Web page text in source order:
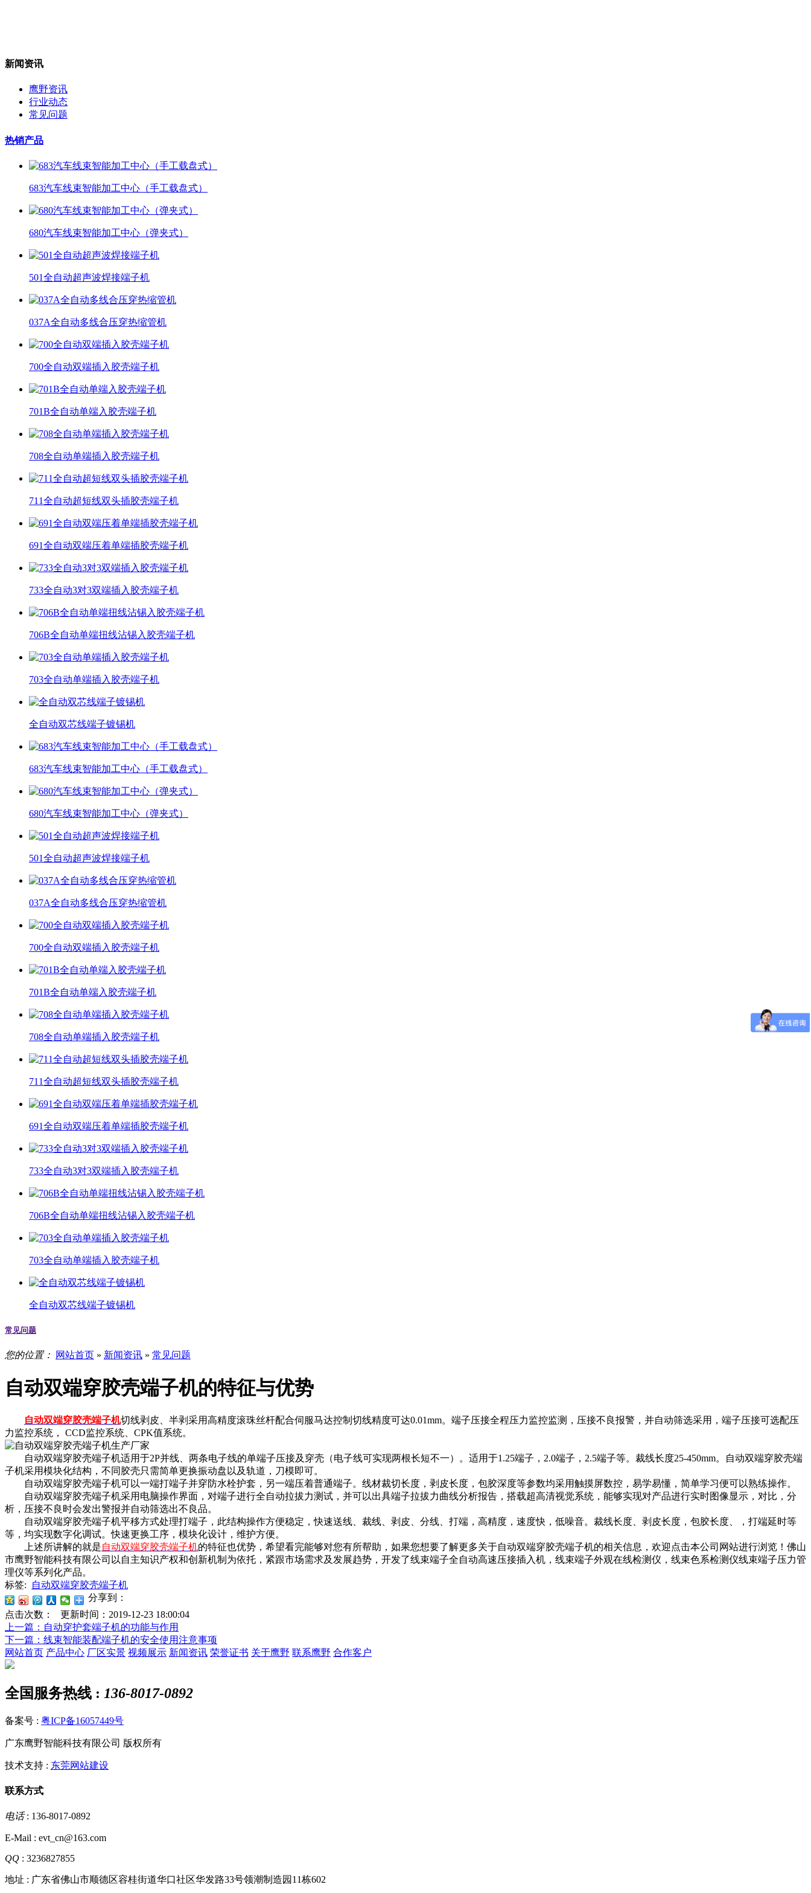
新闻资讯
鹰野资讯
行业动态
常见问题
热销产品
683汽车线束智能加工中心（手工载盘式）
680汽车线束智能加工中心（弹夹式）
501全自动超声波焊接端子机
037A全自动多线合压穿热缩管机
700全自动双端插入胶壳端子机
701B全自动单端入胶壳端子机
708全自动单端插入胶壳端子机
711全自动超短线双头插胶壳端子机
691全自动双端压着单端插胶壳端子机
733全自动3对3双端插入胶壳端子机
706B全自动单端扭线沾锡入胶壳端子机
703全自动单端插入胶壳端子机
全自动双芯线端子镀锡机
683汽车线束智能加工中心（手工载盘式）
680汽车线束智能加工中心（弹夹式）
501全自动超声波焊接端子机
037A全自动多线合压穿热缩管机
700全自动双端插入胶壳端子机
701B全自动单端入胶壳端子机
708全自动单端插入胶壳端子机
711全自动超短线双头插胶壳端子机
691全自动双端压着单端插胶壳端子机
733全自动3对3双端插入胶壳端子机
706B全自动单端扭线沾锡入胶壳端子机
703全自动单端插入胶壳端子机
全自动双芯线端子镀锡机
常见问题
您的位置： 网站首页 » 新闻资讯 » 常见问题
自动双端穿胶壳端子机的特征与优势
自动双端穿胶壳端子机切线剥皮、半剥采用高精度滚珠丝杆配合伺服马达控制切线精度可达0.01mm。端子压接全程压力监控监测，压接不良报警，并自动筛选采用，端子压接可选配压
力监控系统， CCD监控系统、CPK值系统。
自动双端穿胶壳端子机适用于2P并线、两条电子线的单端子压接及穿壳（电子线可实现两根长短不一）。适用于1.25端子，2.0端子，2.5端子等。裁线长度25-450mm。自动双端穿胶壳端
子机采用模块化结构，不同胶壳只需简单更换振动盘以及轨道，刀模即可。
自动双端穿胶壳端子机可以一端打端子并穿防水栓护套，另一端压着普通端子。线材裁切长度，剥皮长度，包胶深度等参数均采用触摸屏数控，易学易懂，简单学习便可以熟练操作。
自动双端穿胶壳端子机采用电脑操作界面，对端子进行全自动拉拔力测试，并可以出具端子拉拔力曲线分析报告，搭载超高清视觉系统，能够实现对产品进行实时图像显示，对比，分
析，压接不良时会发出警报并自动筛选出不良品。
自动双端穿胶壳端子机平移方式处理打端子，此结构操作方便稳定，快速送线、裁线、剥皮、分线、打端，高精度，速度快，低噪音。裁线长度、剥皮长度，包胶长度、，打端延时等
等，均实现数字化调试。快速更换工序，模块化设计，维护方便。
上述所讲解的就是自动双端穿胶壳端子机的特征也优势，希望看完能够对您有所帮助，如果您想要了解更多关于自动双端穿胶壳端子机的相关信息，欢迎点击本公司网站进行浏览！佛山
市鹰野智能科技有限公司以自主知识产权和创新机制为依托，紧跟市场需求及发展趋势，开发了线束端子全自动高速压接插入机，线束端子外观在线检测仪，线束色系检测仪线束端子压力管
理仪等系列化产品。
标签:
自动双端穿胶壳端子机
分享到：
点击次数：
更新时间：2019-12-23 18:00:04
上一篇 ：自动穿护套端子机的功能与作用
下一篇 ：线束智能装配端子机的安全使用注意事项
网站首页 产品中心 厂区实景 视频展示 新闻资讯 荣誉证书 关于鹰野 联系鹰野 合作客户
全国服务热线 : 136-8017-0892
备案号 : 粤ICP备16057449号
广东鹰野智能科技有限公司 版权所有
技术支持 : 东莞网站建设
联系方式
电话: 136-8017-0892
E-Mail : evt_cn@163.com
QQ : 3236827855
地址 : 广东省佛山市顺德区容桂街道华口社区华发路33号领潮制造园11栋602